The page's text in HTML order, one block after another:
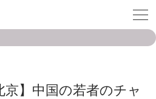
京】中国の若者のチャ